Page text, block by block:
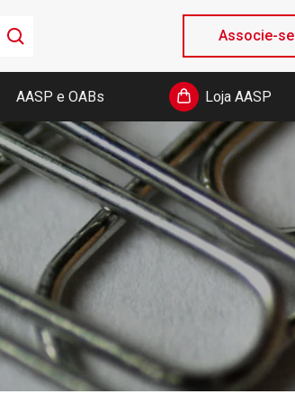
Associe-se
de Bolso
AASP e OABs Loja AASP